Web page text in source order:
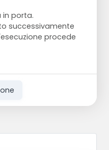
in porta.
successivamente
procede